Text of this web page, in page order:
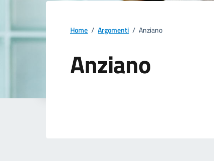
Home / Argomenti / Anziano
Anziano